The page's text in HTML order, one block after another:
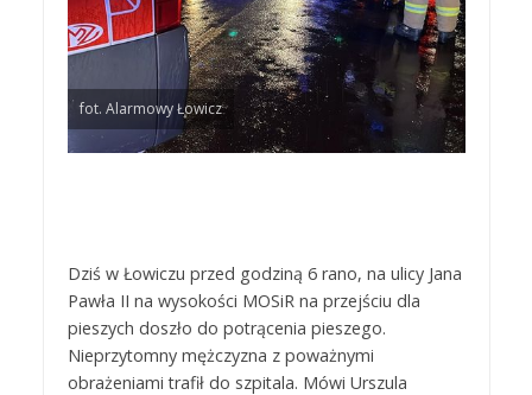
fot. Alarmowy Łowicz
Dziś w Łowiczu przed godziną 6 rano, na ulicy Jana
Pawła II na wysokości MOSiR na przejściu dla
pieszych doszło do potrącenia pieszego.
Nieprzytomny mężczyzna z poważnymi
obrażeniami trafił do szpitala. Mówi Urszula